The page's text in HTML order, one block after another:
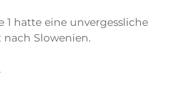
1 hatte eine unvergessliche
Slowenien.